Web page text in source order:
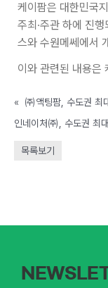
케이팜은 대한민국
주최∙주관 하에 진
스와 수원메쎄에서
이와 관련된 내용은
«
㈜액팅팜, 수도권 최
인네이처㈜, 수도권 최
목록보기